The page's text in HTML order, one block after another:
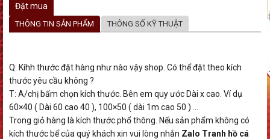
Đặt mua
THÔNG TIN SẢN PHẨM THÔNG SỐ KỸ THUẬT
Q: Kíhh thước đặt hàng như nào vậy shop. Có thể đặt theo kích
thước yêu cầu không ?
T: A/chị bấm chọn kích thước. Bên em quy ước Dài x cao. Ví dụ
60×40 ( Dài 60 cao 40 ), 100×50 ( dài 1m cao 50 ) …
Trong giỏ hàng là kích thước phổ thông. Nếu sản phẩm không có
kích thước bể của quý khách xin vui lòng nhắn Zalo Tranh hồ cá